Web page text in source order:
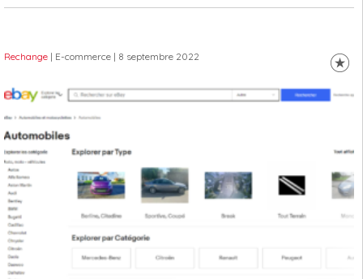
Rechange | E-commerce | 8 septembre 2022